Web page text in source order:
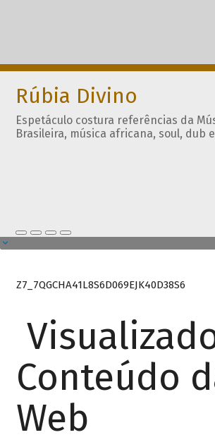
Rúbia Divino
Espetáculo costura referências da
Brasileira, música africana, soul, dub
Z7_7QGCHA41L8S6D069EJK40D38S6
Conteúdo
Web